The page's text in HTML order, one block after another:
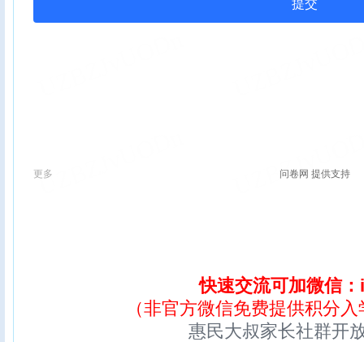
快速交流可加微信
（非官方微信免费提供积分
惠民大叔家长社群开